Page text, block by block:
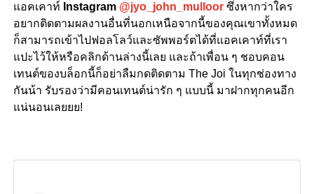
แอคเคาท์ Instagram @jyo_john_mulloor ซึ่งหากว่าใคร
อยากติดตามผลงานอื่นที่นอกเหนือจากนี้ของคุณเขาทั้งหมด
ก็สามารถเข้าไปฟอลโลว์และซัพพอร์ตได้ที่แอคเคาท์ที่เรา
แปะไว้ให้หรือคลิกด้านล่างนี้เลย และถ้าเพื่อน ๆ ชอบคอน
เทนต์ของบล็อกนี้ก็อย่าลืมกดติดตาม The Joi ในทุกช่องทาง
กันน้า รับรองว่ามีคอนเทนต์น่ารัก ๆ แบบนี้ มาฝากทุกคนอีก
แน่นอนเลยยย!